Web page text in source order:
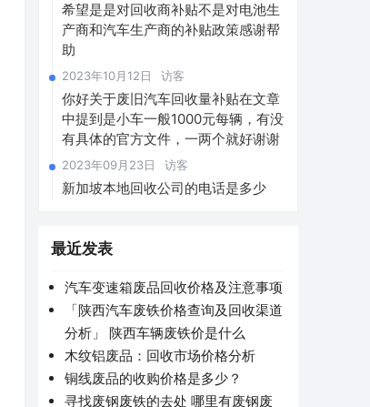
希望是是对回收商补贴不是对电池生
产商和汽车生产商的补贴政策感谢帮
助
2023年10月12日 访客
你好关于废旧汽车回收量补贴在文章
中提到是小车一般1000元每辆，有没
有具体的官方文件，一两个就好谢谢
2023年09月23日 访客
新加坡本地回收公司的电话是多少
最近发表
汽车变速箱废品回收价格及注意事项
「陕西汽车废铁价格查询及回收渠道
分析」 陕西车辆废铁价是什么
木纹铝废品：回收市场价格分析
铜线废品的收购价格是多少？
寻找废钢废铁的去处 哪里有废钢废